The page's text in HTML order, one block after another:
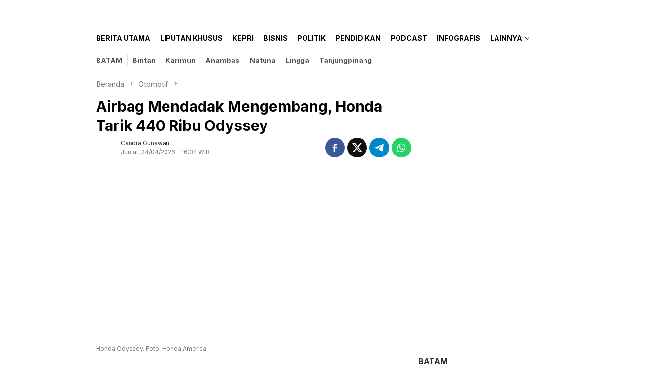
BERITA UTAMA LIPUTAN KHUSUS KEPRI BISNIS POLITIK PENDIDIKAN PODCAST INFOGRAFIS LAINNYA
BATAM Bintan Karimun Anambas Natuna Lingga Tanjungpinang
Beranda Otomotif
Airbag Mendadak Mengembang, Honda
Tarik 440 Ribu Odyssey
Candra Gunawan
Jumat, 24/04/2026 - 16:34 WIB
Honda Odyssey. Foto: Honda America
BATAM